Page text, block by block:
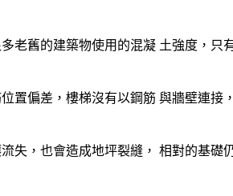
老舊的建築物使用的混凝 土強度，只
置偏差，樓梯沒有以鋼筋 與牆壁連接
失，也會造成地坪裂縫， 相對的基礎